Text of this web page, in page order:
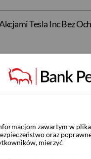
Tesla Inc Bez
Kapitału w
z Ochroną Kapitału
zawartym w
oraz
mierzyć